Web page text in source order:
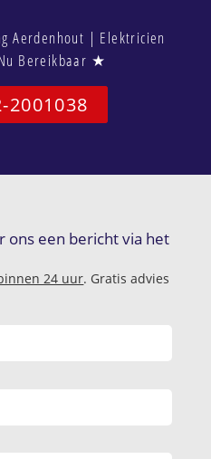
Aerdenhout | Elektricien
Bereikbaar ★
2001038
ons een bericht via het
24 uur. Gratis advies